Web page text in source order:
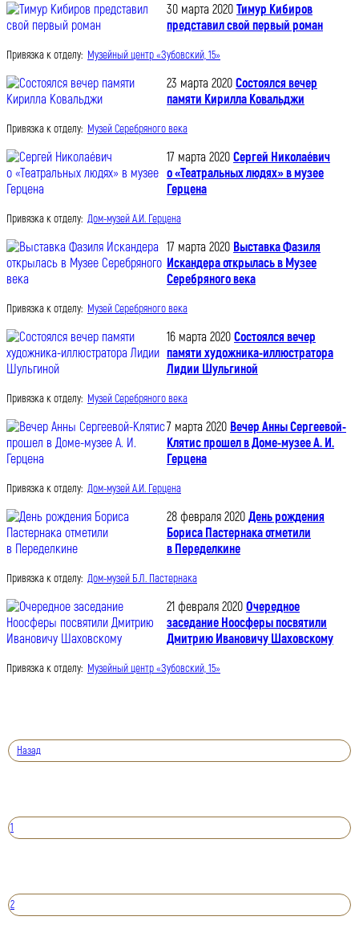
30 марта 2020 Тимур Кибиров
представил свой первый роман
Привязка к отделу: Музейный центр «Зубовский, 15»
23 марта 2020 Состоялся вечер
памяти Кирилла Ковальджи
Привязка к отделу: Музей Серебряного века
17 марта 2020 Сергей Николаéвич
о «Театральных людях» в музее
Герцена
Привязка к отделу: Дом-музей А.И. Герцена
17 марта 2020 Выставка Фазиля
Искандера открылась в Музее
Серебряного века
Привязка к отделу: Музей Серебряного века
16 марта 2020 Состоялся вечер
памяти художника-иллюстратора
Лидии Шульгиной
Привязка к отделу: Музей Серебряного века
7 марта 2020 Вечер Анны Сергеевой-
Клятис прошел в Доме-музее А. И.
Герцена
Привязка к отделу: Дом-музей А.И. Герцена
28 февраля 2020 День рождения
Бориса Пастернака отметили
в Переделкине
Привязка к отделу: Дом-музей Б.Л. Пастернака
21 февраля 2020 Очередное
заседание Ноосферы посвятили
Дмитрию Ивановичу Шаховскому
Привязка к отделу: Музейный центр «Зубовский, 15»
Назад
1
2